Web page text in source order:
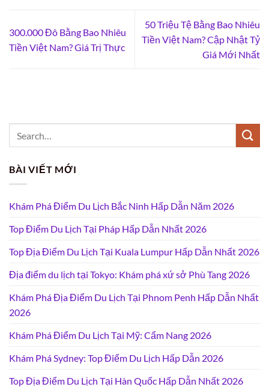
300.000 Đô Bằng Bao Nhiêu
Tiền Việt Nam? Giá Trị Thực
50 Triệu Tệ Bằng Bao Nhiêu
Tiền Việt Nam? Cập Nhật Tỷ
Giá Mới Nhất
BÀI VIẾT MỚI
Khám Phá Điểm Du Lịch Bắc Ninh Hấp Dẫn Năm 2026
Top Điểm Du Lịch Tại Pháp Hấp Dẫn Nhất 2026
Top Địa Điểm Du Lịch Tại Kuala Lumpur Hấp Dẫn Nhất 2026
Địa điểm du lịch tại Tokyo: Khám phá xứ sở Phù Tang 2026
Khám Phá Địa Điểm Du Lịch Tại Phnom Penh Hấp Dẫn Nhất
2026
Khám Phá Điểm Du Lịch Tại Mỹ: Cẩm Nang 2026
Khám Phá Sydney: Top Điểm Du Lịch Hấp Dẫn 2026
Top Địa Điểm Du Lịch Tại Hàn Quốc Hấp Dẫn Nhất 2026